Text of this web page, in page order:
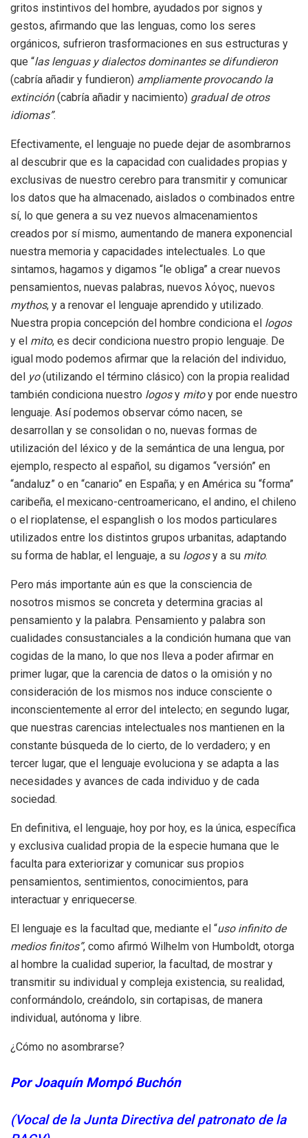
gritos instintivos del hombre, ayudados por signos y
gestos, afirmando que las lenguas, como los seres
orgánicos, sufrieron trasformaciones en sus estructuras y
que “las lenguas y dialectos dominantes se difundieron
(cabría añadir y fundieron) ampliamente provocando la
extinción(cabría añadir y nacimiento) gradual de otros
idiomas”.
Efectivamente, el lenguaje no puede dejar de asombrarnos
al descubrir que es la capacidad con cualidades propias y
exclusivas de nuestro cerebro para transmitir y comunicar
los datos que ha almacenado, aislados o combinados entre
sí, lo que genera a su vez nuevos almacenamientos
creados por sí mismo, aumentando de manera exponencial
nuestra memoria y capacidades intelectuales. Lo que
sintamos, hagamos y digamos “le obliga” a crear nuevos
pensamientos, nuevas palabras, nuevos λόγος, nuevos
mythos, y a renovar el lenguaje aprendido y utilizado.
Nuestra propia concepción del hombre condiciona el logos
y el mito, es decir condiciona nuestro propio lenguaje. De
igual modo podemos afirmar que la relación del individuo,
del yo(utilizando el término clásico) con la propia realidad
también condiciona nuestro logosy mitoy por ende nuestro
lenguaje. Así podemos observar cómo nacen, se
desarrollan y se consolidan o no, nuevas formas de
utilización del léxico y de la semántica de una lengua, por
ejemplo, respecto al español, su digamos “versión” en
“andaluz” o en “canario” en España; y en América su “forma”
caribeña, el mexicano-centroamericano, el andino, el chileno
o el rioplatense, el espanglish o los modos particulares
utilizados entre los distintos grupos urbanitas, adaptando
su forma de hablar, el lenguaje, a su logosy a su mito.
Pero más importante aún es que la consciencia de
nosotros mismos se concreta y determina gracias al
pensamiento y la palabra. Pensamiento y palabra son
cualidades consustanciales a la condición humana que van
cogidas de la mano, lo que nos lleva a poder afirmar en
primer lugar, que la carencia de datos o la omisión y no
consideración de los mismos nos induce consciente o
inconscientemente al error del intelecto; en segundo lugar,
que nuestras carencias intelectuales nos mantienen en la
constante búsqueda de lo cierto, de lo verdadero; y en
tercer lugar, que el lenguaje evoluciona y se adapta a las
necesidades y avances de cada individuo y de cada
sociedad.
En definitiva, el lenguaje, hoy por hoy, es la única, específica
y exclusiva cualidad propia de la especie humana que le
faculta para exteriorizar y comunicar sus propios
pensamientos, sentimientos, conocimientos, para
interactuar y enriquecerse.
El lenguaje es la facultad que, mediante el “uso infinito de
medios finitos”, como afirmó Wilhelm von Humboldt, otorga
al hombre la cualidad superior, la facultad, de mostrar y
transmitir su individual y compleja existencia, su realidad,
conformándolo, creándolo, sin cortapisas, de manera
individual, autónoma y libre.
¿Cómo no asombrarse?
Por Joaquín Mompó Buchón
(Vocal de la Junta Directiva del patronato de la